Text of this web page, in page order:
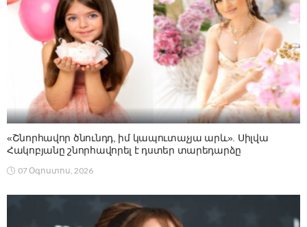
«Շնորհավոր ծնունդդ, իմ կապուտաչյա արև». Սիլվա
Հակոբյանը շնորհավորել է դստեր տարեդարձը
07 Օգոստոս, 2026